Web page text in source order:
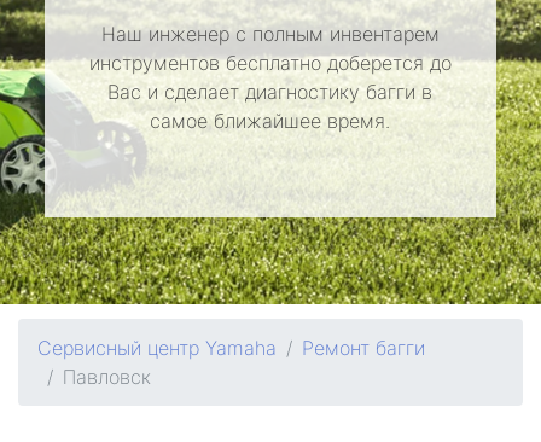
Наш инженер с полным инвентарем
инструментов бесплатно доберется до
Вас и сделает диагностику багги в
самое ближайшее время.
Сервисный центр Yamaha
Ремонт багги
Павловск